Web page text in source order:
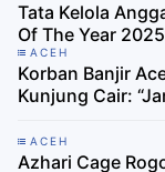
Tata Kelola
Of The Year
ACEH
Korban Banjir
Kunjung Cair:
ACEH
Azhari Cage